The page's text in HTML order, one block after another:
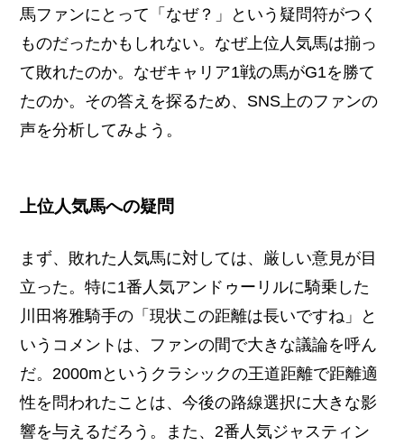
馬ファンにとって「なぜ？」という疑問符がつく
ものだったかもしれない。なぜ上位人気馬は揃っ
て敗れたのか。なぜキャリア1戦の馬がG1を勝て
たのか。その答えを探るため、SNS上のファンの
声を分析してみよう。
上位人気馬への疑問
まず、敗れた人気馬に対しては、厳しい意見が目
立った。特に1番人気アンドゥーリルに騎乗した
川田将雅騎手の「現状この距離は長いですね」と
いうコメントは、ファンの間で大きな議論を呼ん
だ。2000mというクラシックの王道距離で距離適
性を問われたことは、今後の路線選択に大きな影
響を与えるだろう。また、2番人気ジャスティン